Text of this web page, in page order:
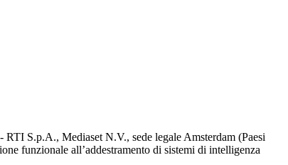
S.p.A., Mediaset N.V., sede legale Amsterdam (Paesi
funzionale all’addestramento di sistemi di intelligenza